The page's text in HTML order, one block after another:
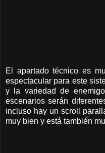
El apartado técnico es
espectacular para este
y la variedad de
escenarios serán
incluso hay un scroll
muy bien y está también